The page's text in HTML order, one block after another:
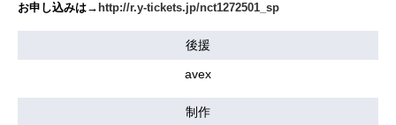
お申し込みは→ http://r.y-tickets.jp/nct1272501_sp
後援
avex
制作